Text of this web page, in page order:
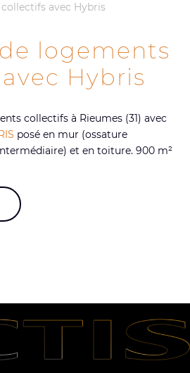
avec Hybris
logements
Hybris
collectifs à Rieumes (31) avec
posé en mur (ossature
et en toiture. 900 m²